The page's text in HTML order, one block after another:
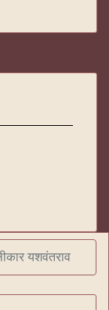
यशवंतराव